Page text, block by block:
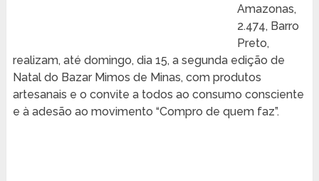
Amazonas,
2.474, Barro
Preto,
realizam, até domingo, dia 15, a segunda edição de
Natal do Bazar Mimos de Minas, com produtos
artesanais e o convite a todos ao consumo consciente
e à adesão ao movimento “Compro de quem faz”.